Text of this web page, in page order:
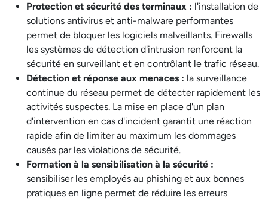
Protection et sécurité des terminaux : l'installation de
solutions antivirus et anti-malware performantes
permet de bloquer les logiciels malveillants. Firewalls
les systèmes de détection d'intrusion renforcent la
sécurité en surveillant et en contrôlant le trafic réseau.
Détection et réponse aux menaces : la surveillance
continue du réseau permet de détecter rapidement les
activités suspectes. La mise en place d'un plan
d'intervention en cas d'incident garantit une réaction
rapide afin de limiter au maximum les dommages
causés par les violations de sécurité.
Formation à la sensibilisation à la sécurité :
sensibiliser les employés au phishing et aux bonnes
pratiques en ligne permet de réduire les erreurs